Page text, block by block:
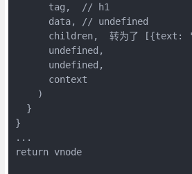
      tag,  // h1
      data, // undefined
children,  转为了 [{text:
      undefined,
      undefined,
      context
    )
  }
}
...
return vnode